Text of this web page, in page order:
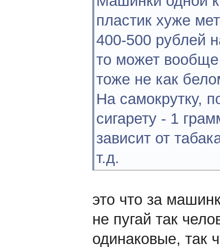
пластик хуже
400-500 рублей
то может вообще
тоже не как
На самокрутку,
сигарету - 1
зависит от
т.д.
это что за
не пугай так
одинаковые, так